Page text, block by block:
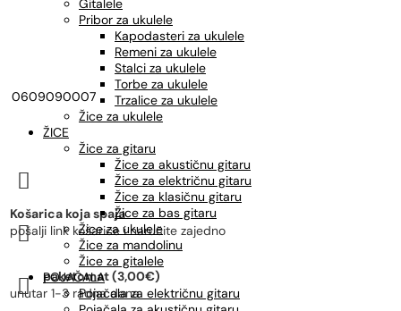
Gitalele
Pribor za ukulele
Kapodasteri za ukulele
Remeni za ukulele
Stalci za ukulele
Torbe za ukulele
Trzalice za ukulele
Žice za ukulele
ŽICE
Žice za gitaru
Žice za akustičnu gitaru
Žice za električnu gitaru
Žice za klasičnu gitaru
Žice za bas gitaru
Žice za ukulele
Žice za mandolinu
Žice za gitalele
POJAČALA
Pojačala za električnu gitaru
0609090007

Košarica koja spaja
pošalji link košarice i naručite zajedno

paketomat (3,00€)
unutar 1-3 radna dana
